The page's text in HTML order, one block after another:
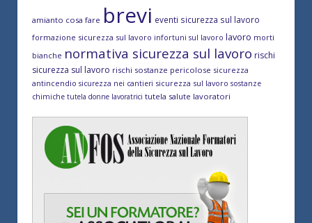
amianto cosa fare brevi eventi sicurezza sul lavoro
formazione sicurezza sul lavoro infortuni sul lavoro lavoro morti
bianche normativa sicurezza sul lavoro rischi
sicurezza sul lavoro rischi sostanze pericolose sicurezza
antincendio sicurezza nei cantieri sicurezza sul lavoro sostanze
chimiche tutela donne lavoratrici tutela salute lavoratori